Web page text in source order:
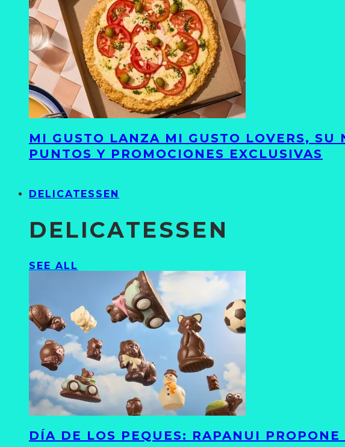
MI GUSTO LANZA MI GUSTO LOVERS, SU
PUNTOS Y PROMOCIONES EXCLUSIVAS
DELICATESSEN
DELICATESSEN
SEE ALL
DÍA DE LOS PEQUES: RAPANUI